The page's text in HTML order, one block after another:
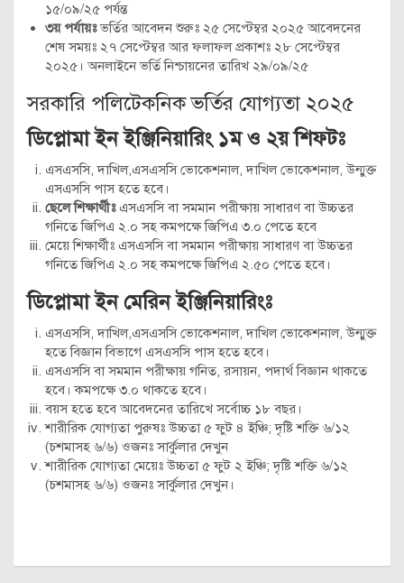
১৫/০৯/২৫ পর্যন্ত
৩য় পর্যায়ঃভর্তির আবেদন শুরুঃ ২৫ সেপ্টেম্বর ২০২৫ আবেদনের
শেষ সময়ঃ ২৭ সেপ্টেম্বর আর ফলাফল প্রকাশঃ ২৮ সেপ্টেম্বর
২০২৫। অনলাইনে ভর্তি নিশ্চায়নের তারিখ ২৯/০৯/২৫
সরকারি পলিটেকনিক ভর্তির যোগ্যতা ২০২৫
ডিপ্লোমা ইন ইঞ্জিনিয়ারিং ১ম ও ২য় শিফটঃ
এসএসসি, দাখিল,এসএসসি ভোকেশনাল, দাখিল ভোকেশনাল, উন্মুক্ত
এসএসসি পাস হতে হবে।
ছেলে শিক্ষার্থীঃএসএসসি বা সমমান পরীক্ষায় সাধারণ বা উচ্চতর
গনিতে জিপিএ ২.০ সহ কমপক্ষে জিপিএ ৩.০ পেতে হবে
মেয়ে শিক্ষার্থীঃ এসএসসি বা সমমান পরীক্ষায় সাধারণ বা উচ্চতর
গনিতে জিপিএ ২.০ সহ কমপক্ষে জিপিএ ২.৫০ পেতে হবে।
ডিপ্লোমা ইন মেরিন ইঞ্জিনিয়ারিংঃ
এসএসসি, দাখিল,এসএসসি ভোকেশনাল, দাখিল ভোকেশনাল, উন্মুক্ত
হতে বিজ্ঞান বিভাগে এসএসসি পাস হতে হবে।
এসএসসি বা সমমান পরীক্ষায় গনিত, রসায়ন, পদার্থ বিজ্ঞান থাকতে
হবে। কমপক্ষে ৩.০ থাকতে হবে।
বয়স হতে হবে আবেদনের তারিখে সর্বোচ্চ ১৮ বছর।
শারীরিক যোগ্যতা পুরুষঃ উচ্চতা ৫ ফুট ৪ ইঞ্চি; দৃষ্টি শক্তি ৬/১২
(চশমাসহ ৬/৬) ওজনঃ সার্কুলার দেখুন
শারীরিক যোগ্যতা মেয়েঃ উচ্চতা ৫ ফুট ২ ইঞ্চি; দৃষ্টি শক্তি ৬/১২
(চশমাসহ ৬/৬) ওজনঃ সার্কুলার দেখুন।